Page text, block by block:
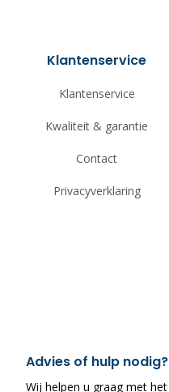
Klantenservice
Klantenservice
Kwaliteit & garantie
Contact
Privacyverklaring
Advies of hulp nodig?
Wij helpen u graag met het